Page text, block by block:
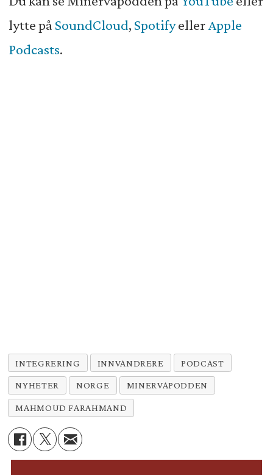
lytte på SoundCloud, Spotifyeller Apple
Podcasts.
INTEGRERING INNVANDRERE PODCAST
NYHETER NORGE MINERVAPODDEN
MAHMOUD FARAHMAND